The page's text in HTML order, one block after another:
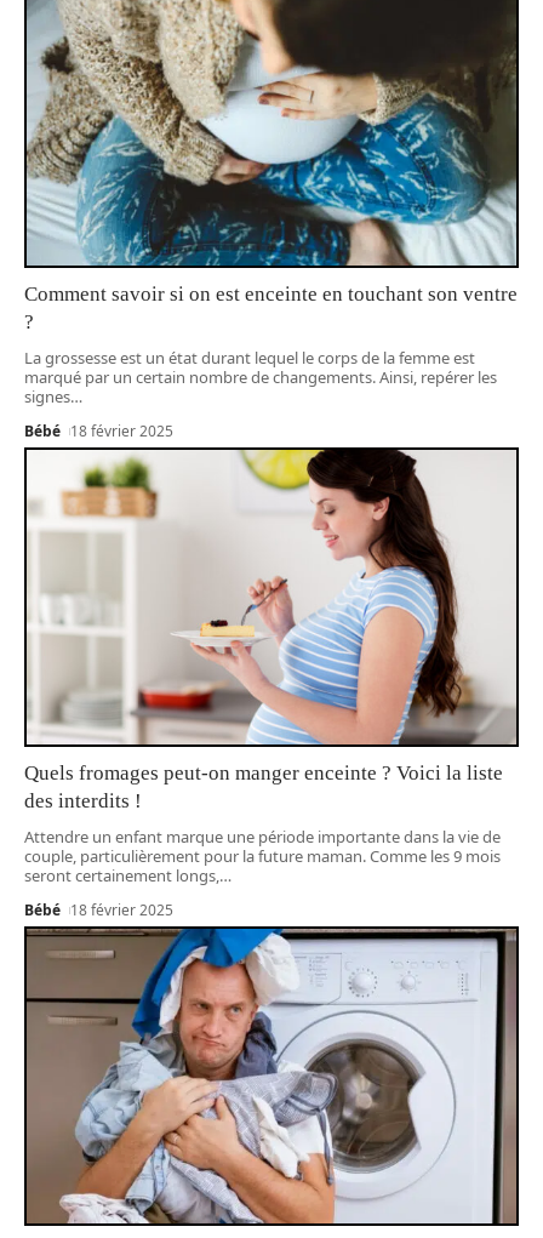
Comment savoir si on est enceinte en touchant son ventre
?
La grossesse est un état durant lequel le corps de la femme est
marqué par un certain nombre de changements. Ainsi, repérer les
signes…
Bébé 18 février 2025
Quels fromages peut-on manger enceinte ? Voici la liste
des interdits !
Attendre un enfant marque une période importante dans la vie de
couple, particulièrement pour la future maman. Comme les 9 mois
seront certainement longs,…
Bébé 18 février 2025